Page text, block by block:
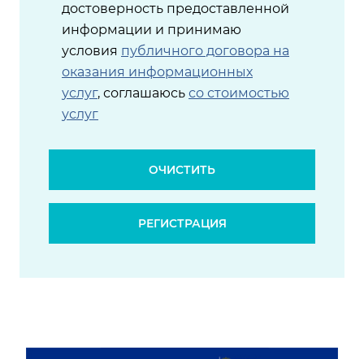
достоверность предоставленной
информации и принимаю
условия публичного договора на
оказания информационных
услуг, соглашаюсь со стоимостью
услуг
ОЧИСТИТЬ
РЕГИСТРАЦИЯ